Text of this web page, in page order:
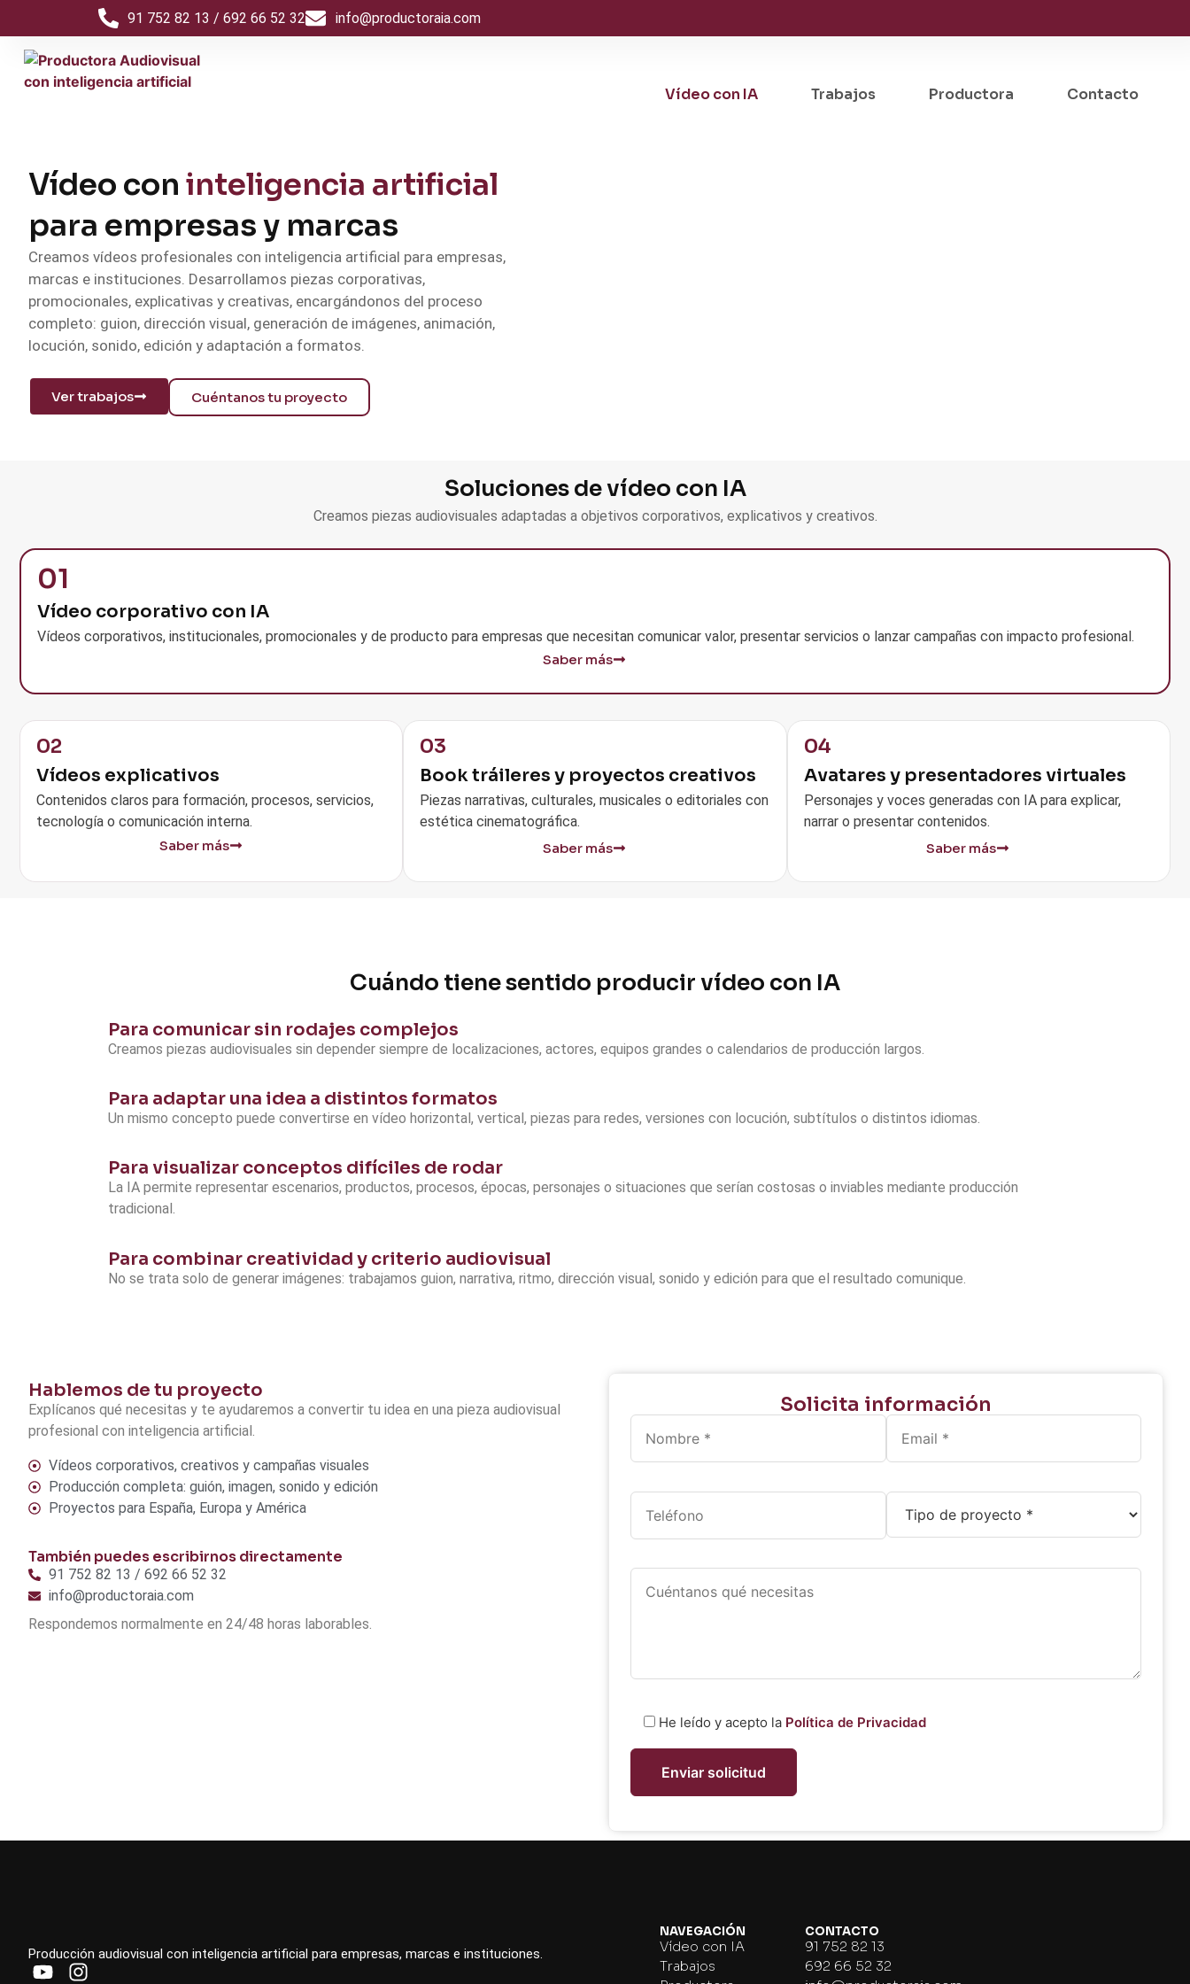
91 752 82 13 / 692 66 52 32 info@productoraia.com
Vídeo con IA Trabajos Productora Contacto
Vídeo con inteligencia artificial
para empresas y marcas
Creamos vídeos profesionales con inteligencia artificial para empresas,
marcas e instituciones. Desarrollamos piezas corporativas,
promocionales, explicativas y creativas, encargándonos del proceso
completo: guion, dirección visual, generación de imágenes, animación,
locución, sonido, edición y adaptación a formatos.
Ver trabajos Cuéntanos tu proyecto
Soluciones de vídeo con IA
Creamos piezas audiovisuales adaptadas a objetivos corporativos, explicativos y creativos.
01
Vídeo corporativo con IA
Vídeos corporativos, institucionales, promocionales y de producto para empresas que necesitan comunicar valor, presentar servicios o lanzar campañas con impacto profesional.
Saber más
02
Vídeos explicativos
Contenidos claros para formación, procesos, servicios,
tecnología o comunicación interna.
Saber más
03
Book tráileres y proyectos creativos
Piezas narrativas, culturales, musicales o editoriales con
estética cinematográfica.
Saber más
04
Avatares y presentadores virtuales
Personajes y voces generadas con IA para explicar,
narrar o presentar contenidos.
Saber más
Cuándo tiene sentido producir vídeo con IA
Para comunicar sin rodajes complejos
Creamos piezas audiovisuales sin depender siempre de localizaciones, actores, equipos grandes o calendarios de producción largos.
Para adaptar una idea a distintos formatos
Un mismo concepto puede convertirse en vídeo horizontal, vertical, piezas para redes, versiones con locución, subtítulos o distintos idiomas.
Para visualizar conceptos difíciles de rodar
La IA permite representar escenarios, productos, procesos, épocas, personajes o situaciones que serían costosas o inviables mediante producción
tradicional.
Para combinar creatividad y criterio audiovisual
No se trata solo de generar imágenes: trabajamos guion, narrativa, ritmo, dirección visual, sonido y edición para que el resultado comunique.
Hablemos de tu proyecto
Explícanos qué necesitas y te ayudaremos a convertir tu idea en una pieza audiovisual
profesional con inteligencia artificial.
Vídeos corporativos, creativos y campañas visuales
Producción completa: guión, imagen, sonido y edición
Proyectos para España, Europa y América
También puedes escribirnos directamente
91 752 82 13 / 692 66 52 32
info@productoraia.com
Respondemos normalmente en 24/48 horas laborables.
Solicita información
He leído y acepto la Política de Privacidad
Producción audiovisual con inteligencia artificial para empresas, marcas e instituciones.
NAVEGACIÓN
Vídeo con IA
Trabajos
CONTACTO
91 752 82 13
692 66 52 32